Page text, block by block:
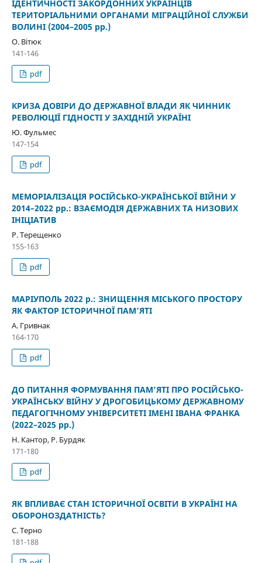
ІДЕНТИЧНОСТІ ЗАКОРДОННИХ УКРАЇНЦІВ
ТЕРИТОРІАЛЬНИМИ ОРГАНАМИ МІГРАЦІЙНОЇ СЛУЖБИ
ВОЛИНІ (2004–2005 рр.)
О. Вітюк
141-146
pdf
КРИЗА ДОВІРИ ДО ДЕРЖАВНОЇ ВЛАДИ ЯК ЧИННИК
РЕВОЛЮЦІЇ ГІДНОСТІ У ЗАХІДНІЙ УКРАЇНІ
Ю. Фульмес
147-154
pdf
МЕМОРІАЛІЗАЦІЯ РОСІЙСЬКО-УКРАЇНСЬКОЇ ВІЙНИ У
2014–2022 рр.: ВЗАЄМОДІЯ ДЕРЖАВНИХ ТА НИЗОВИХ
ІНІЦІАТИВ
Р. Терещенко
155-163
pdf
МАРІУПОЛЬ 2022 р.: ЗНИЩЕННЯ МІСЬКОГО ПРОСТОРУ
ЯК ФАКТОР ІСТОРИЧНОЇ ПАМ’ЯТІ
А. Гривнак
164-170
pdf
ДО ПИТАННЯ ФОРМУВАННЯ ПАМ’ЯТІ ПРО РОСІЙСЬКО-
УКРАЇНСЬКУ ВІЙНУ У ДРОГОБИЦЬКОМУ ДЕРЖАВНОМУ
ПЕДАГОГІЧНОМУ УНІВЕРСИТЕТІ ІМЕНІ ІВАНА ФРАНКА
(2022–2025 рр.)
Н. Кантор, Р. Бурдяк
171-180
pdf
ЯК ВПЛИВАЄ СТАН ІСТОРИЧНОЇ ОСВІТИ В УКРАЇНІ НА
ОБОРОНОЗДАТНІСТЬ?
С. Терно
181-188